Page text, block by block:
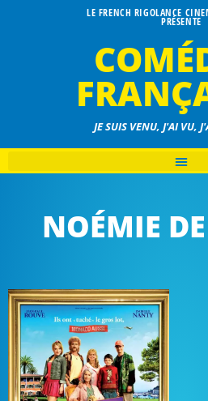
LE FRENCH RIGOLANCE
PRÉSENTE
JE SUIS VENU, J'AI VU,
NOÉMIE